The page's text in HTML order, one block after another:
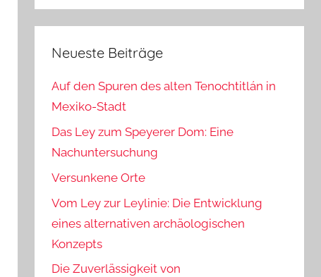
Neueste Beiträge
Auf den Spuren des alten Tenochtitlán in
Mexiko-Stadt
Das Ley zum Speyerer Dom: Eine
Nachuntersuchung
Versunkene Orte
Vom Ley zur Leylinie: Die Entwicklung
eines alternativen archäologischen
Konzepts
Die Zuverlässigkeit von